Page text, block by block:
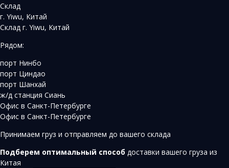
Склад
г. Yiwu, Китай
Склад г. Yiwu, Китай
Рядом:
порт Нинбо
порт Циндао
порт Шанхай
ж/д станция Сиань
Офис в Санкт-Петербурге
Офис в Санкт-Петербурге
Принимаем груз и отправляем до вашего склада
Подберем оптимальный способ доставки вашего груза из
Китая